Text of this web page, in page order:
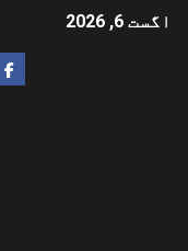
اگست 6, 2026